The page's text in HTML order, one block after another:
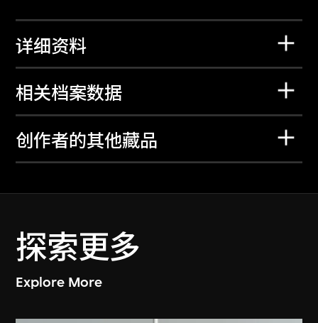
详细资料
相关档案数据
创作者的其他藏品
探索更多
Explore More